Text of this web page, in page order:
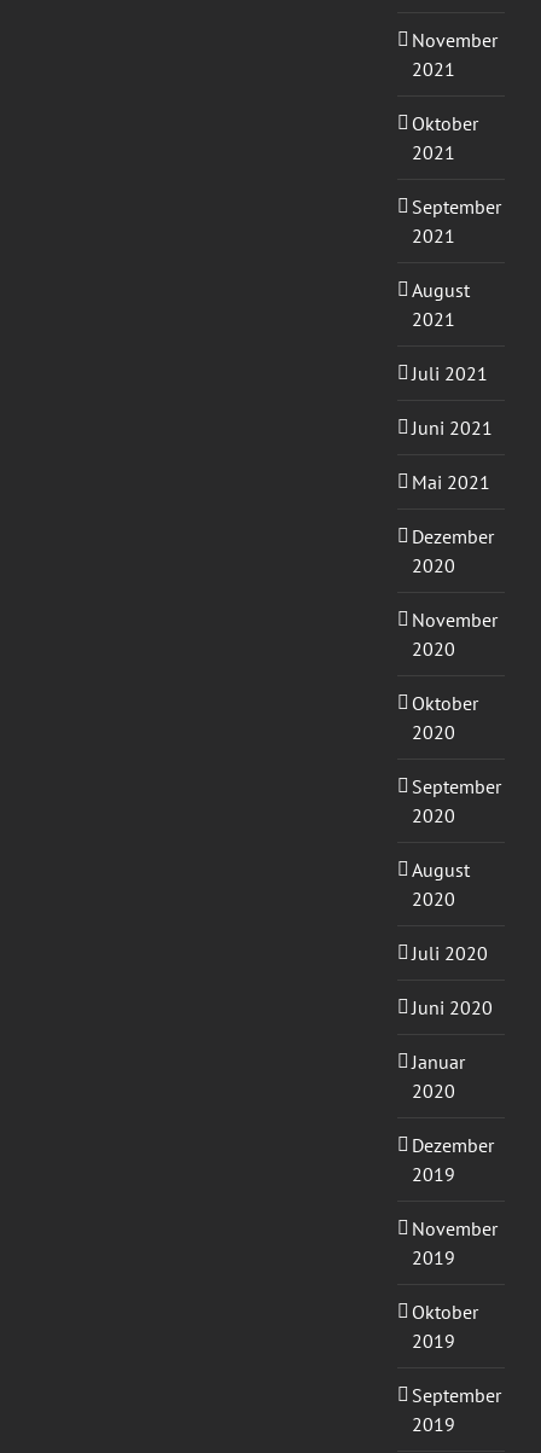
November
2021
Oktober
2021
September
2021
August
2021
Juli 2021
Juni 2021
Mai 2021
Dezember
2020
November
2020
Oktober
2020
September
2020
August
2020
Juli 2020
Juni 2020
Januar
2020
Dezember
2019
November
2019
Oktober
2019
September
2019